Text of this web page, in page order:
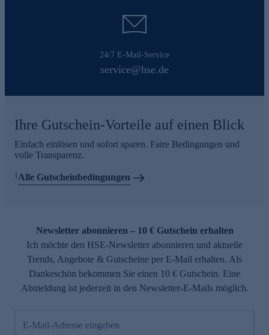
24/7 E-Mail-Service
service@hse.de
Ihre Gutschein-Vorteile auf einen Blick
Einfach einlösen und sofort sparen. Faire Bedingungen und
volle Transparenz.
1 Alle Gutscheinbedingungen
Newsletter abonnieren – 10 € Gutschein erhalten
Ich möchte den HSE-Newsletter abonnieren und aktuelle
Trends, Angebote & Gutscheine per E-Mail erhalten. Als
Dankeschön bekommen Sie einen 10 € Gutschein. Eine
Abmeldung ist jederzeit in den Newsletter-E-Mails möglich.
E-Mail-Adresse eingeben